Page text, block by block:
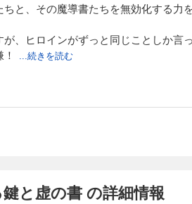
と、その魔導書たちを無効化する力
、ヒロインがずっと同じことしか言
...続きを読む
と虚の書 の詳細情報